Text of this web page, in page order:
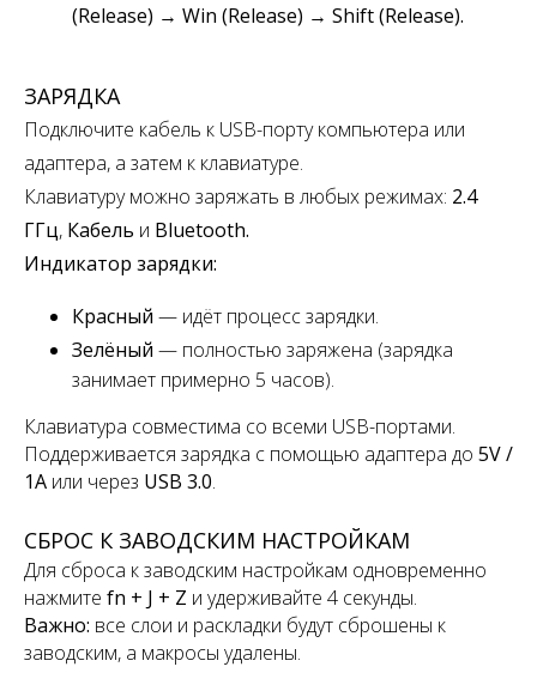
(Release) → Win (Release) → Shift (Release).
ЗАРЯДКА
Подключите кабель к USB-порту компьютера или
адаптера, а затем к клавиатуре.
Клавиатуру можно заряжать в любых режимах: 2.4
ГГц, Кабель и Bluetooth.
Индикатор зарядки:
Красный — идёт процесс зарядки.
Зелёный — полностью заряжена (зарядка
занимает примерно 5 часов).
Клавиатура совместима со всеми USB-портами.
Поддерживается зарядка с помощью адаптера до 5V /
1A или через USB 3.0.
СБРОС К ЗАВОДСКИМ НАСТРОЙКАМ
Для сброса к заводским настройкам одновременно
нажмите fn + J + Z и удерживайте 4 секунды.
Важно: все слои и раскладки будут сброшены к
заводским, а макросы удалены.